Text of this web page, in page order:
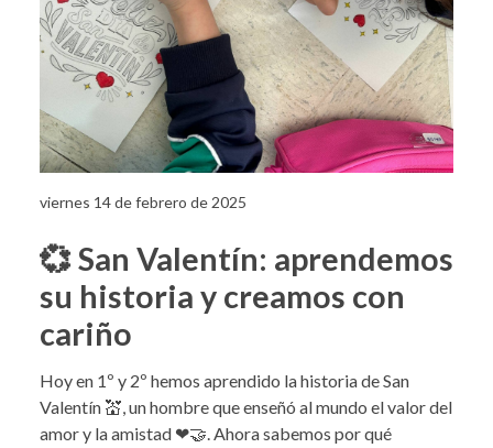
viernes 14 de febrero de 2025
💞 San Valentín: aprendemos
su historia y creamos con
cariño
Hoy en 1º y 2º hemos aprendido la historia de San
Valentín 💒, un hombre que enseñó al mundo el valor del
amor y la amistad ❤🤝. Ahora sabemos por qué